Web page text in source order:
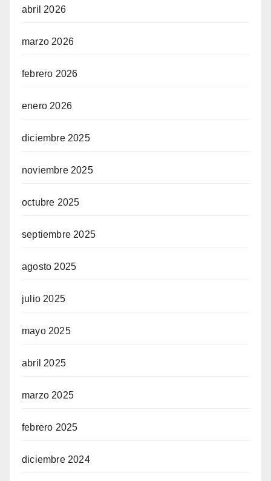
abril 2026
marzo 2026
febrero 2026
enero 2026
diciembre 2025
noviembre 2025
octubre 2025
septiembre 2025
agosto 2025
julio 2025
mayo 2025
abril 2025
marzo 2025
febrero 2025
diciembre 2024